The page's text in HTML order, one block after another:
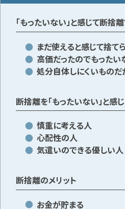
カンタン
最短1 分！今すぐ査
まずは
【総合受付】24時
メー
「もったいない」と感じて断捨
まだ使えると感じて捨て
高価だったのでもったい
処分自体しにくいものだ
断捨離を「もったいない」と感
慎重に考える人
心配性の人
気遣いのできる優しい人
断捨離のメリット
お金が貯まる